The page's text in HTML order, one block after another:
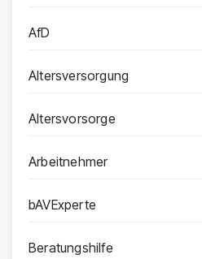
AfD
Altersversorgung
Altersvorsorge
Arbeitnehmer
bAVExperte
Beratungshilfe